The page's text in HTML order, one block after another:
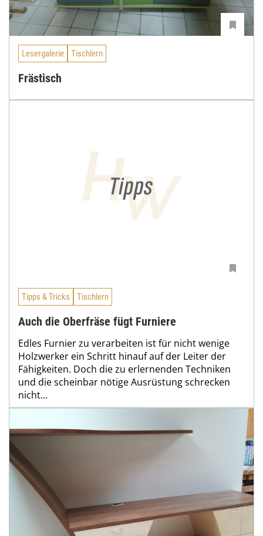
Lesergalerie Tischlern
Frästisch
Tipps & Tricks Tischlern
Auch die Oberfräse fügt Furniere
Edles Furnier zu verarbeiten ist für nicht wenige
Holzwerker ein Schritt hinauf auf der Leiter der
Fähigkeiten. Doch die zu erlernenden Techniken
und die scheinbar nötige Ausrüstung schrecken
nicht...